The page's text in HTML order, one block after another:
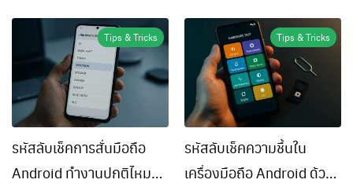
ไหม
ไหม 2026
Tips & Tricks
รหัสลับเช็คการสั่นมือถือ
Android ทำงานปกติไหม
Tips & Tricks
รหัสลับเช็คความชื้นใน
เครื่องมือถือ Android ด้วย